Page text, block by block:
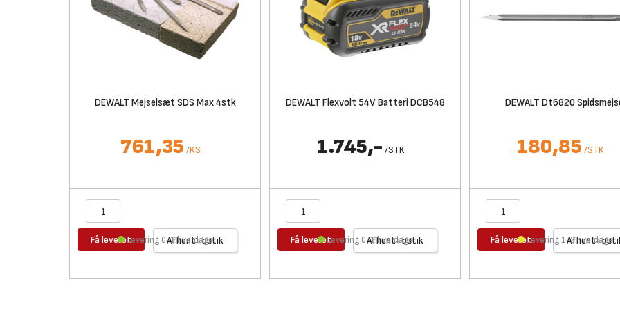
DEWALT Mejselsæt SDS Max 4stk
761,35 /KS
Få leveret Afhent i butik
Levering 0-1 hverdage
DEWALT Flexvolt 54V Batteri DCB548
1.745,- /STK
Få leveret Afhent i butik
Levering 0-1 hverdage
DEWALT Dt6820
180,85 /STK
Få leveret Afhent i
Levering 1-2 hverdage